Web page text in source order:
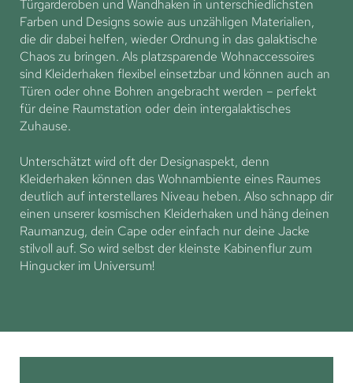
Türgarderoben und Wandhaken in unterschiedlichsten
Farben und Designs sowie aus unzähligen Materialien,
die dir dabei helfen, wieder Ordnung in das galaktische
Chaos zu bringen. Als platzsparende Wohnaccessoires
sind Kleiderhaken flexibel einsetzbar und können auch an
Türen oder ohne Bohren angebracht werden – perfekt
für deine Raumstation oder dein intergalaktisches
Zuhause.
Unterschätzt wird oft der Designaspekt, denn
Kleiderhaken können das Wohnambiente eines Raumes
deutlich auf interstellares Niveau heben. Also schnapp dir
einen unserer kosmischen Kleiderhaken und häng deinen
Raumanzug, dein Cape oder einfach nur deine Jacke
stilvoll auf. So wird selbst der kleinste Kabinenflur zum
Hingucker im Universum!